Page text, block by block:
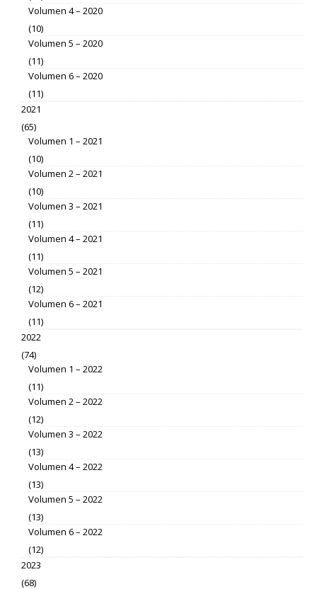
Volumen 4 – 2020
(10)
Volumen 5 – 2020
(11)
Volumen 6 – 2020
(11)
2021
(65)
Volumen 1 – 2021
(10)
Volumen 2 – 2021
(10)
Volumen 3 – 2021
(11)
Volumen 4 – 2021
(11)
Volumen 5 – 2021
(12)
Volumen 6 – 2021
(11)
2022
(74)
Volumen 1 – 2022
(11)
Volumen 2 – 2022
(12)
Volumen 3 – 2022
(13)
Volumen 4 – 2022
(13)
Volumen 5 – 2022
(13)
Volumen 6 – 2022
(12)
2023
(68)